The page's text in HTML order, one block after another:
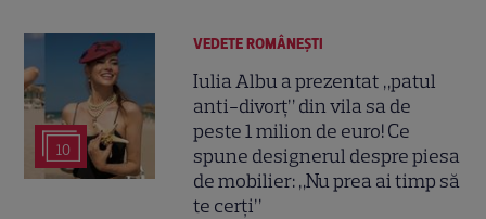
10
VEDETE ROMÂNEŞTI
Iulia Albu a prezentat „patul
anti-divorț” din vila sa de
peste 1 milion de euro! Ce
spune designerul despre piesa
de mobilier: „Nu prea ai timp să
te cerți”